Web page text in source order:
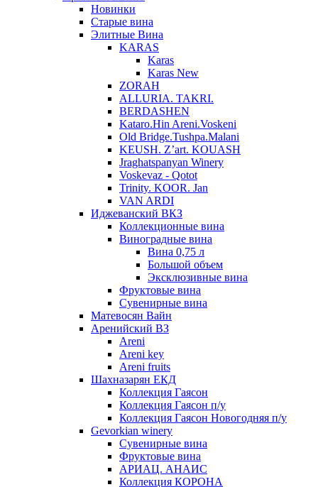
Новинки
Старые вина
Элитные Вина
KARAS
Karas
Karas New
ZORAH
ALLURIA. TAKRI.
BERDASHEN
Kataro.Hin Areni.Voskeni
Old Bridge.Tushpa.Malani
KEUSH. Z’art. KOUASH
Jraghatspanyan Winery
Voskevaz - Qotot
Trinity. KOOR. Jan
VAN ARDI
Иджеванский ВКЗ
Коллекционные вина
Виноградные вина
Вина 0,75 л
Большой объем
Эксклюзивные вина
Фруктовые вина
Cувенирные вина
Матевосян Вайн
Аренийский ВЗ
Areni
Areni key
Areni fruits
Шахназарян ЕКД
Коллекция Гаясон
Коллекция Гаясон п/у
Коллекция Гаясон Новогодняя п/у
Gevorkian winery
Сувенирные вина
Фруктовые вина
АРИАЦ. АНАИС
Коллекция КОРОНА